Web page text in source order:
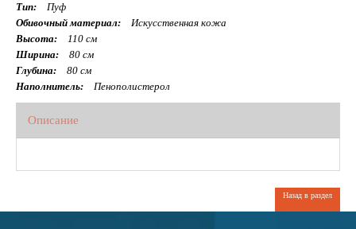
Тип:
Пуф
Обивочный материал:
Искусственная кожа
Высота:
110 см
Ширина:
80 см
Глубина:
80 см
Наполнитель:
Пенополистерол
Описание
Назад в раздел